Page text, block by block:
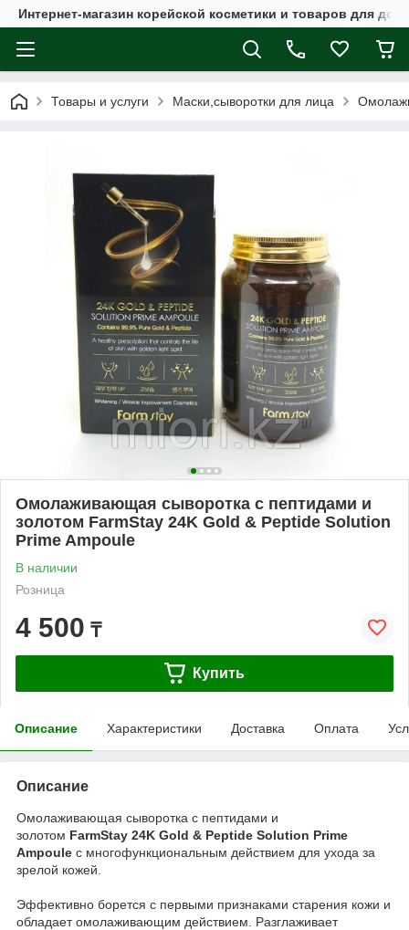
Интернет-магазин корейской косметики и товаров для
Товары и услуги Маски,сыворотки для лица
Омолаживающая сыворотка с пептидами и
золотом FarmStay 24K Gold & Peptide Solution
Prime Ampoule
В наличии
Розница
4 500 ₸
Купить
Описание Характеристики Доставка Оплата
Описание
Омолаживающая сыворотка с пептидами и
золотом FarmStay 24K Gold & Peptide Solution Prime
Ampoule с многофункциональным действием для ухода за
зрелой кожей.
Эффективно борется с первыми признаками старения кожи и
обладает омолаживающим действием. Разглаживает